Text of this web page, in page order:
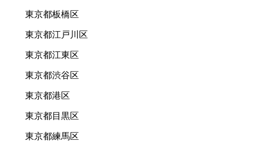
東京都板橋区
東京都江戸川区
東京都江東区
東京都渋谷区
東京都港区
東京都目黒区
東京都練馬区